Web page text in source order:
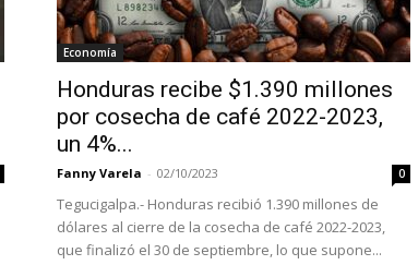
Economía
Honduras recibe $1.390 millones
por cosecha de café 2022-2023,
un 4%...
Fanny Varela - 02/10/2023 0
Tegucigalpa.- Honduras recibió 1.390 millones de
dólares al cierre de la cosecha de café 2022-2023,
que finalizó el 30 de septiembre, lo que supone...